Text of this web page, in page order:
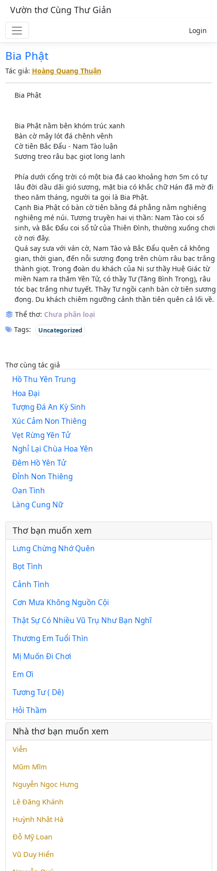
Vườn thơ Cùng Thư Giản
Login
Bia Phật
Tác giả: Hoàng Quang Thuận
Bia Phật
Bia Phật nằm bên khóm trúc xanh
Bàn cờ mây lót đá chênh vênh
Cờ tiên Bắc Đẩu - Nam Tào luận
Sương treo râu bạc giọt long lanh
Phía dưới cổng trời có một bia đá cao khoảng hơn 5m có tự
lâu đời dầu dãi gió sương, mặt bia có khắc chữ Hán đã mờ đi
theo năm tháng, người ta gọi là Bia Phật.
Cạnh Bia Phật có bàn cờ tiên bằng đá phẳng nằm nghiêng
nghiêng mé núi. Tương truyền hai vị thần: Nam Tào coi sổ
sinh, và Bắc Đẩu coi sổ tử của Thiên Đình, thường xuống chơi
cờ nơi đây.
Quá say sưa với ván cờ, Nam Tào và Bắc Đẩu quên cả không
gian, thời gian, đến nỗi sương đọng trên chùm râu bạc trắng
thành giọt. Trong đoàn du khách của Ni sư thầy Huệ Giác từ
miền Nam ra thăm Yên Tử, có thầy Tư (Tăng Bình Trọng), râu
tóc bạc trắng như tuyết. Thầy Tư ngồi cạnh bàn cờ tiên sương
đọng. Du khách chiêm ngưỡng cảnh thần tiên quên cả lối về.
Thể thơ: Chưa phân loại
Tags:
Uncategorized
Thơ cùng tác giả
Hồ Thu Yên Trung
Hoa Đại
Tượng Đá An Kỳ Sinh
Xúc Cảm Non Thiêng
Vẹt Rừng Yên Tử
Nghỉ Lại Chùa Hoa Yên
Đêm Hồ Yên Tử
Đỉnh Non Thiêng
Oan Tình
Làng Cung Nữ
Thơ bạn muốn xem
Lưng Chừng Nhớ Quên
Bọt Tình
Cảnh Tình
Cơn Mưa Không Nguồn Cội
Thật Sự Có Nhiều Vũ Trụ Như Bạn Nghĩ
Thương Em Tuổi Thìn
Mị Muốn Đi Chơi
Em Ơi
Tương Tư ( Dê)
Hỏi Thầm
Nhà thơ bạn muốn xem
Viễn
Mũm Mĩm
Nguyễn Ngọc Hưng
Lê Đăng Khánh
Huỳnh Nhật Hà
Đỗ Mỹ Loan
Vũ Duy Hiển